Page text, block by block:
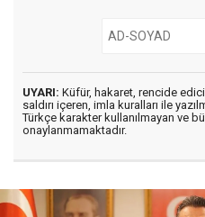
UYARI: Küfür, hakaret, rencide
saldırı içeren, imla kuralları ile
Türkçe karakter kullanılmayan ve
onaylanmamaktadır.